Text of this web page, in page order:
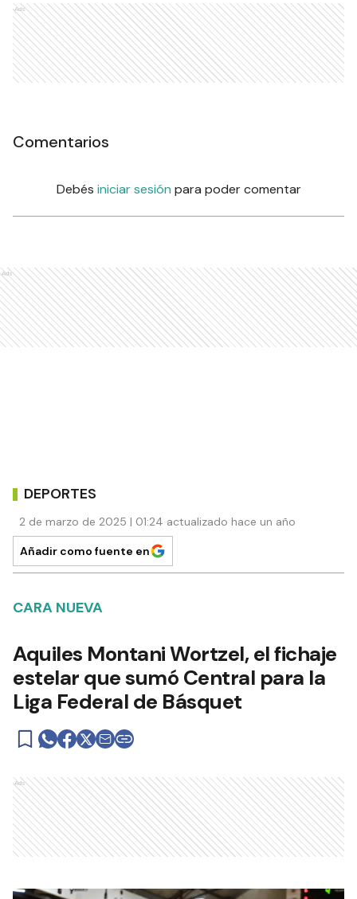
Ads
Comentarios
Debés iniciar sesión para poder comentar
Ads
DEPORTES
2 de marzo de 2025 | 01:24 actualizado hace un año
Añadir como fuente en
CARA NUEVA
Aquiles Montani Wortzel, el fichaje
estelar que sumó Central para la
Liga Federal de Básquet
Ads